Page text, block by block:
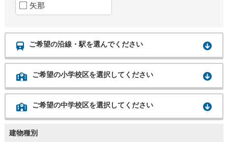
矢那
ご希望の沿線・駅を選んでください
ご希望の小学校区を選択してください
ご希望の中学校区を選択してください
建物種別